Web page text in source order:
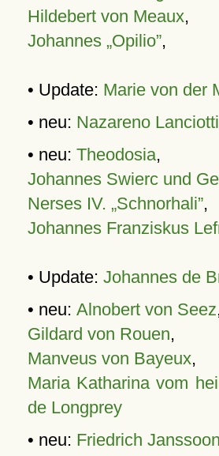
Hildebert von Meaux,
Johannes „Opilio”,
• Update: Marie von der
• neu: Nazareno Lanciotti
• neu: Theodosia,
Johannes Swierc und
Nerses IV. „Schnorhali”,
Johannes Franziskus
• Update: Johannes de
• neu: Alnobert von Seez
Gildard von Rouen,
Manveus von Bayeux,
Maria Katharina vom
de Longprey
• neu: Friedrich